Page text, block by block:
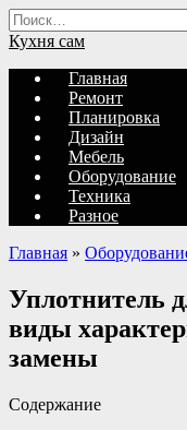
Перейти
к
содержанию
Search
for:
Кухня сам
Главная
Ремонт
Планировка
Дизайн
Мебель
Оборудование
Техника
Разное
Главная »
Уплотнитель
виды
замены
Содержание